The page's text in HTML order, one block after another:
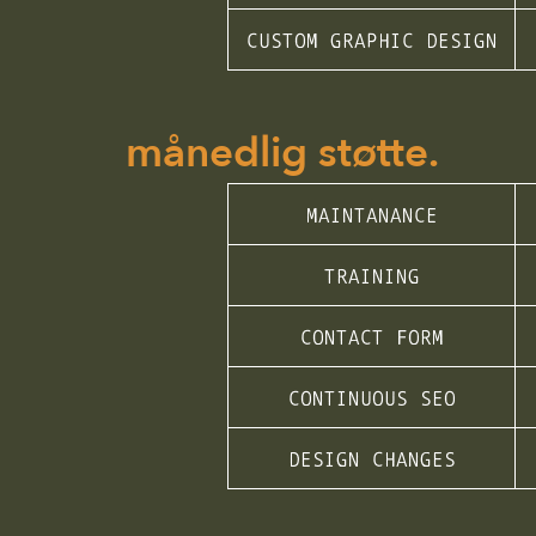
CUSTOM GRAPHIC DESIGN
månedlig støtte.
MAINTANANCE
TRAINING
CONTACT FORM
CONTINUOUS SEO
DESIGN CHANGES